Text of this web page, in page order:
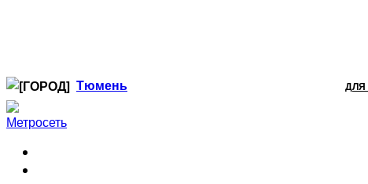
Тюмень
Лангепас
ДЛЯ